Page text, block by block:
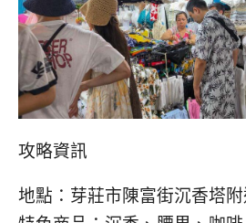
攻略資訊
地點：芽莊市陳富街沉香塔